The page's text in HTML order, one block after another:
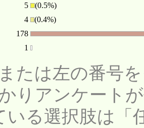
5
(0.5%)
4
(0.4%)
178
1
たは左の番号
りアンケート
いる選択肢は「